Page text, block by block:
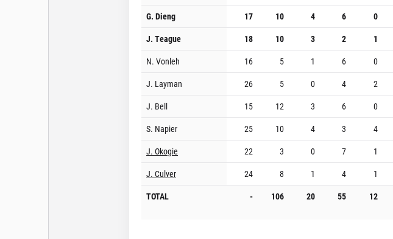
G. Dieng
17 10 4 6 0
J. Teague
18 10 3 2 1
N. Vonleh
16 5 1 6 0
J. Layman
26 5 0 4 2
J. Bell
15 12 3 6 0
S. Napier
25 10 4 3 4
J. Okogie
22 3 0 7 1
J. Culver
24 8 1 4 1
TOTAL
- 106 20 55 12